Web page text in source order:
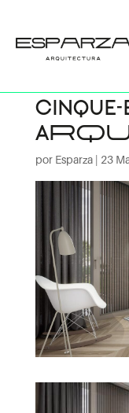
por Esparza| 23